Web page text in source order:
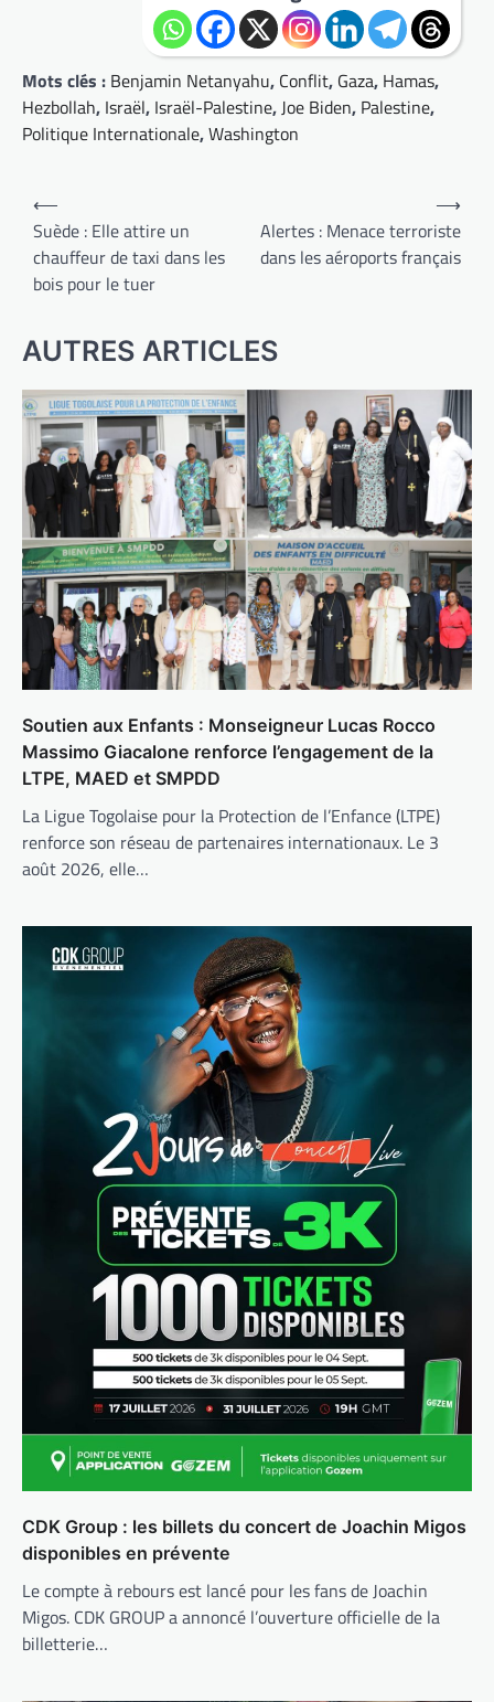
Mots clés : Benjamin Netanyahu, Conflit, Gaza, Hamas,
Hezbollah, Israël, Israël-Palestine,Joe Biden, Palestine,
Politique Internationale,Washington
Navigation
de
l’article
⟵
Suède : Elle attire un
chauffeur de taxi dans les
bois pour le tuer
Alertes : Menace terroriste
dans les aéroports français
⟶
AUTRES ARTICLES
Soutien aux Enfants : Monseigneur Lucas Rocco
Massimo Giacalone renforce l’engagement de la
LTPE, MAED et SMPDD
La Ligue Togolaise pour la Protection de l’Enfance (LTPE)
renforce son réseau de partenaires internationaux. Le 3
août 2026, elle…
CDK Group : les billets du concert de Joachin Migos
disponibles en prévente
Le compte à rebours est lancé pour les fans de Joachin
Migos. CDK GROUP a annoncé l’ouverture officielle de la
billetterie…